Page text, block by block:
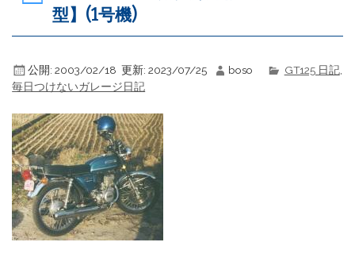
型】(1号機)
公開: 2003/02/18 更新: 2023/07/25 boso GT125 日記,
毎日つけないガレージ日記